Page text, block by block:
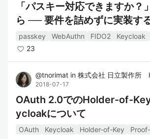
「パスキー対応できますか？
ら ── 要件を詰めずに実装す
みのパスキーが全部無効にな
passkey WebAuthn FIDO2 Keycloak
23
@tnorimat in 株式会社 日立製作所
2018-07-17
OAuth 2.0でのHolder-of-
ycloakについて
OAuth Keycloak Holder-of-Key